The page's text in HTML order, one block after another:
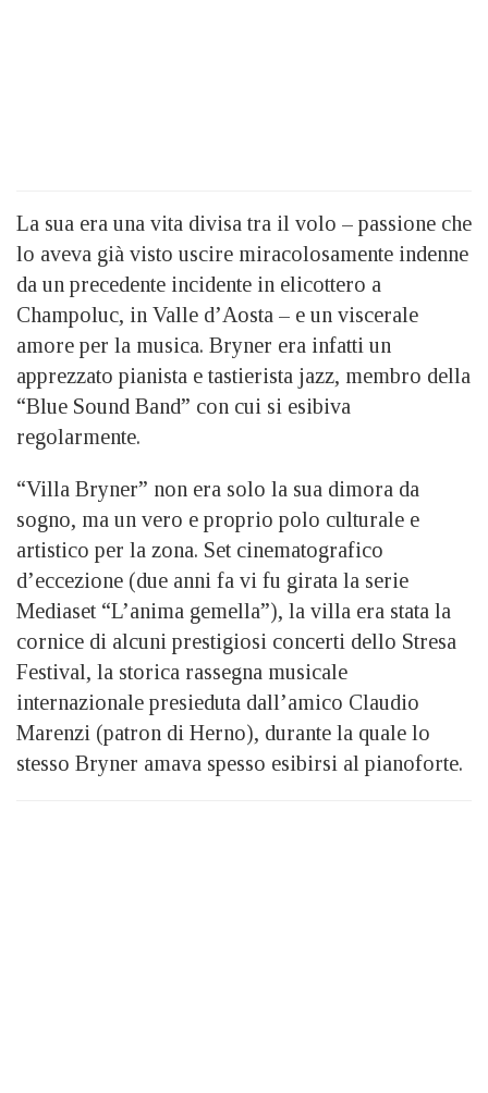
La sua era una vita divisa tra il volo – passione che
lo aveva già visto uscire miracolosamente indenne
da un precedente incidente in elicottero a
Champoluc, in Valle d’Aosta – e un viscerale
amore per la musica. Bryner era infatti un
apprezzato pianista e tastierista jazz, membro della
“Blue Sound Band” con cui si esibiva
regolarmente.
“Villa Bryner” non era solo la sua dimora da
sogno, ma un vero e proprio polo culturale e
artistico per la zona. Set cinematografico
d’eccezione (due anni fa vi fu girata la serie
Mediaset “L’anima gemella”), la villa era stata la
cornice di alcuni prestigiosi concerti dello Stresa
Festival, la storica rassegna musicale
internazionale presieduta dall’amico Claudio
Marenzi (patron di Herno), durante la quale lo
stesso Bryner amava spesso esibirsi al pianoforte.